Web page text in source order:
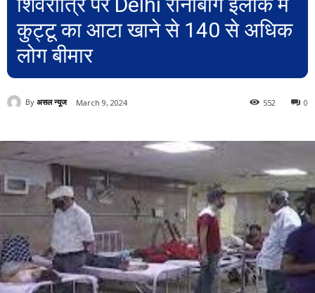
कुट्टू का आटा खाने से 140 से अधिक
लोग बीमार
By असल न्यूज March 9, 2024 0
552